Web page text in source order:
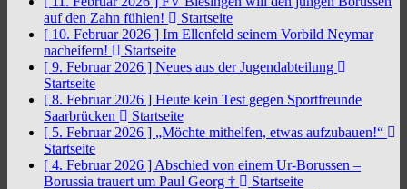
auf den Zahn fühlen!
Startseite
[ 10. Februar 2026 ] Im Ellenfeld seinem Vorbild Neymar
nacheifern!
Startseite
[ 9. Februar 2026 ] Neues aus der Jugendabteilung
Startseite
[ 8. Februar 2026 ] Heute kein Test gegen Sportfreunde
Saarbrücken
Startseite
[ 5. Februar 2026 ] „Möchte mithelfen, etwas aufzubauen!“
Startseite
[ 4. Februar 2026 ] Abschied von einem Ur-Borussen –
Borussia trauert um Paul Georg †
Startseite